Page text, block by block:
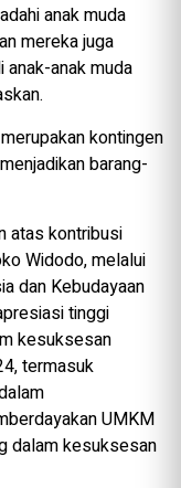
anak muda
mereka juga
anak muda
kontingen
barang-
atas kontribusi
Widodo, melalui
dan Kebudayaan
tinggi
kesuksesan
termasuk
UMKM
dalam kesuksesan